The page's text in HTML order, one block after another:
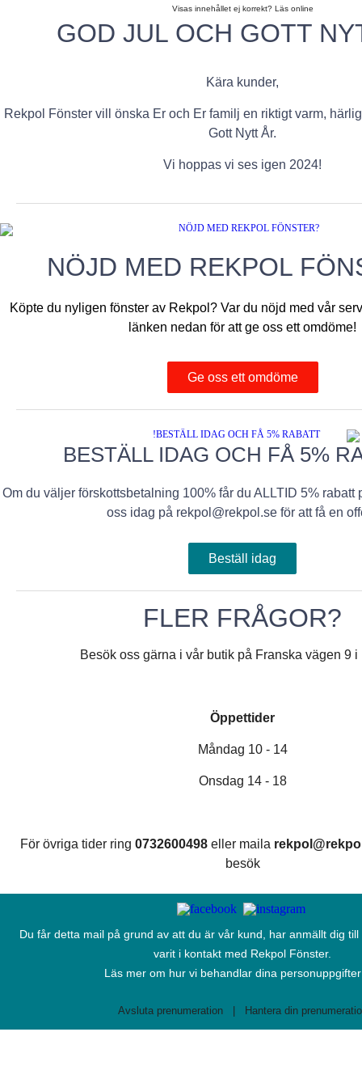
Visas innehållet ej korrekt? Läs online
GOD JUL OCH GOTT
Kära kunder,
Rekpol Fönster vill önska Er och Er familj en riktigt varm, härlig
Gott Nytt År.
Vi hoppas vi ses igen 2024!
NÖJD MED REKPOL
Köpte du nyligen fönster av Rekpol? Var du nöjd med vår
länken nedan för att ge oss ett omdöme!
Ge oss ett omdöme
BESTÄLL IDAG OCH FÅ 5%
Om du väljer förskottsbetalning 100% får du ALLTID 5% rabatt
oss idag på rekpol@rekpol.se för att få en
Beställ idag
FLER FRÅGOR?
Besök oss gärna i vår butik på Franska vägen 9 i
Öppettider
Måndag 10 - 14
Onsdag 14 - 18
För övriga tider ring 0732600498eller maila
besök
Du får detta mail på grund av att du är vår kund, har anmällt dig
varit i kontakt med Rekpol Fönster.
Läs mer om hur vi behandlar dina
Avsluta prenumeration| Hantera din